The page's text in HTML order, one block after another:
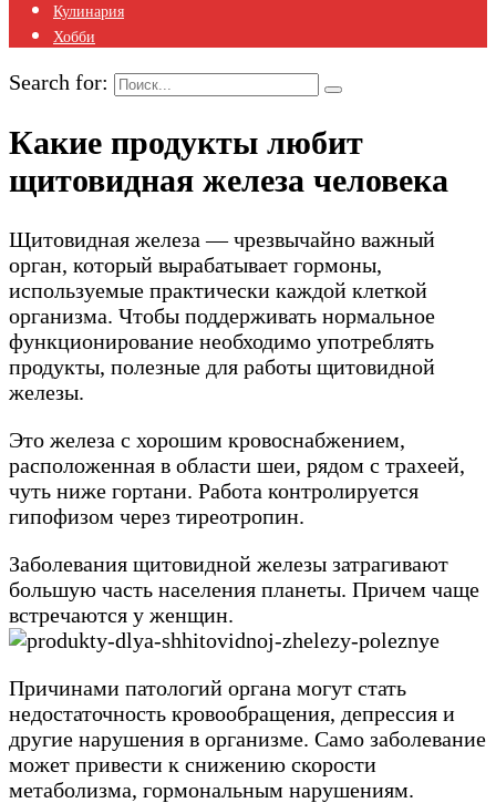
Кулинария
Хобби
Search for:
Какие продукты любит
щитовидная железа человека
Щитовидная железа — чрезвычайно важный
орган, который вырабатывает гормоны,
используемые практически каждой клеткой
организма. Чтобы поддерживать нормальное
функционирование необходимо употреблять
продукты, полезные для работы щитовидной
железы.
Это железа с хорошим кровоснабжением,
расположенная в области шеи, рядом с трахеей,
чуть ниже гортани. Работа контролируется
гипофизом через тиреотропин.
Заболевания щитовидной железы затрагивают
большую часть населения планеты. Причем чаще
встречаются у женщин.
Причинами патологий органа могут стать
недостаточность кровообращения, депрессия и
другие нарушения в организме. Само заболевание
может привести к снижению скорости
метаболизма, гормональным нарушениям.